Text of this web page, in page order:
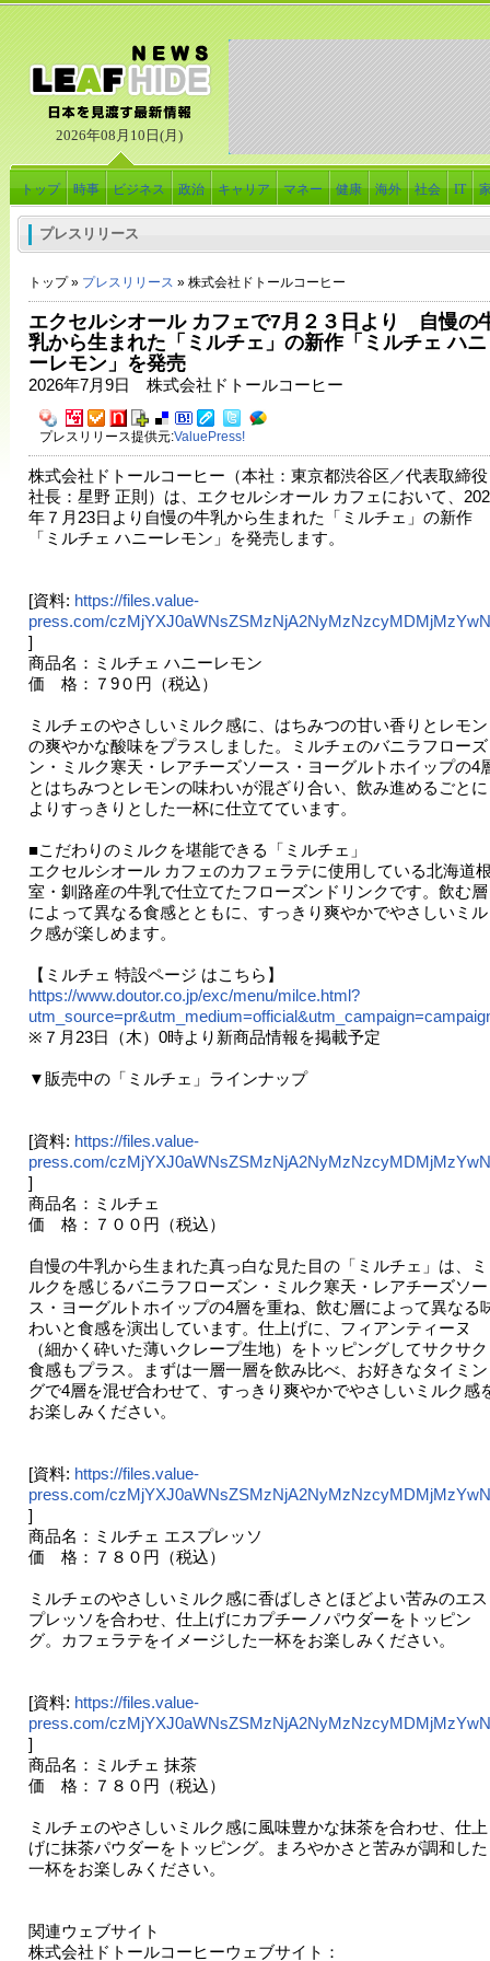
2026年08月10日(月)
トップ 時事 ビジネス 政治 キャリア マネー 健康 海外 社会 IT
プレスリリース
トップ » プレスリリース » 株式会社ドトールコーヒー
エクセルシオール カフェで7月２３日より 自慢の
乳から生まれた「ミルチェ」の新作「ミルチェ ハニ
ーレモン」を発売
2026年7月9日 株式会社ドトールコーヒー
プレスリリース提供元:ValuePress!
株式会社ドトールコーヒー（本社：東京都渋谷区／代表取締役
社長：星野 正則）は、エクセルシオール カフェにおいて、
年７月23日より自慢の牛乳から生まれた「ミルチェ」の新作
「ミルチェ ハニーレモン」を発売します。
[資料: https://files.value-
press.com/
]
商品名：ミルチェ ハニーレモン
価 格：７9０円（税込）
ミルチェのやさしいミルク感に、はちみつの甘い香りとレモン
の爽やかな酸味をプラスしました。ミルチェのバニラフローズ
ン・ミルク寒天・レアチーズソース・ヨーグルトホイップの4
とはちみつとレモンの味わいが混ざり合い、飲み進めるごとに
よりすっきりとした一杯に仕立てています。
■こだわりのミルクを堪能できる「ミルチェ」
エクセルシオール カフェのカフェラテに使用している北海道
室・釧路産の牛乳で仕立てたフローズンドリンクです。飲む層
によって異なる食感とともに、すっきり爽やかでやさしいミル
ク感が楽しめます。
【ミルチェ 特設ページ はこちら】
https://www.doutor.co.jp/exc/menu/milce.html?
※７月23日（木）0時より新商品情報を掲載予定
▼販売中の「ミルチェ」ラインナップ
[資料: https://files.value-
press.com/
]
商品名：ミルチェ
価 格：７００円（税込）
自慢の牛乳から生まれた真っ白な見た目の「ミルチェ」は、ミ
ルクを感じるバニラフローズン・ミルク寒天・レアチーズソー
ス・ヨーグルトホイップの4層を重ね、飲む層によって異なる
わいと食感を演出しています。仕上げに、フィアンティーヌ
（細かく砕いた薄いクレープ生地）をトッピングしてサクサク
食感もプラス。まずは一層一層を飲み比べ、お好きなタイミン
グで4層を混ぜ合わせて、すっきり爽やかでやさしいミルク感
お楽しみください。
[資料: https://files.value-
press.com/
]
商品名：ミルチェ エスプレッソ
価 格：７８０円（税込）
ミルチェのやさしいミルク感に香ばしさとほどよい苦みのエス
プレッソを合わせ、仕上げにカプチーノパウダーをトッピン
グ。カフェラテをイメージした一杯をお楽しみください。
[資料: https://files.value-
press.com/
]
商品名：ミルチェ 抹茶
価 格：７８０円（税込）
ミルチェのやさしいミルク感に風味豊かな抹茶を合わせ、仕上
げに抹茶パウダーをトッピング。まろやかさと苦みが調和した
一杯をお楽しみください。
関連ウェブサイト
株式会社ドトールコーヒーウェブサイト：